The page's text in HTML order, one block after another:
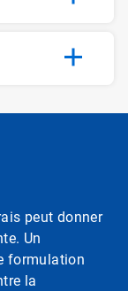
peut donner
Un
formulation
la